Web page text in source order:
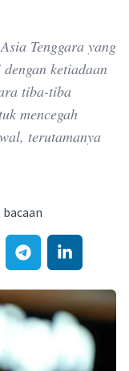
Tenggara yang
ketiadaan
tiba-tiba
mencegah
terutamanya